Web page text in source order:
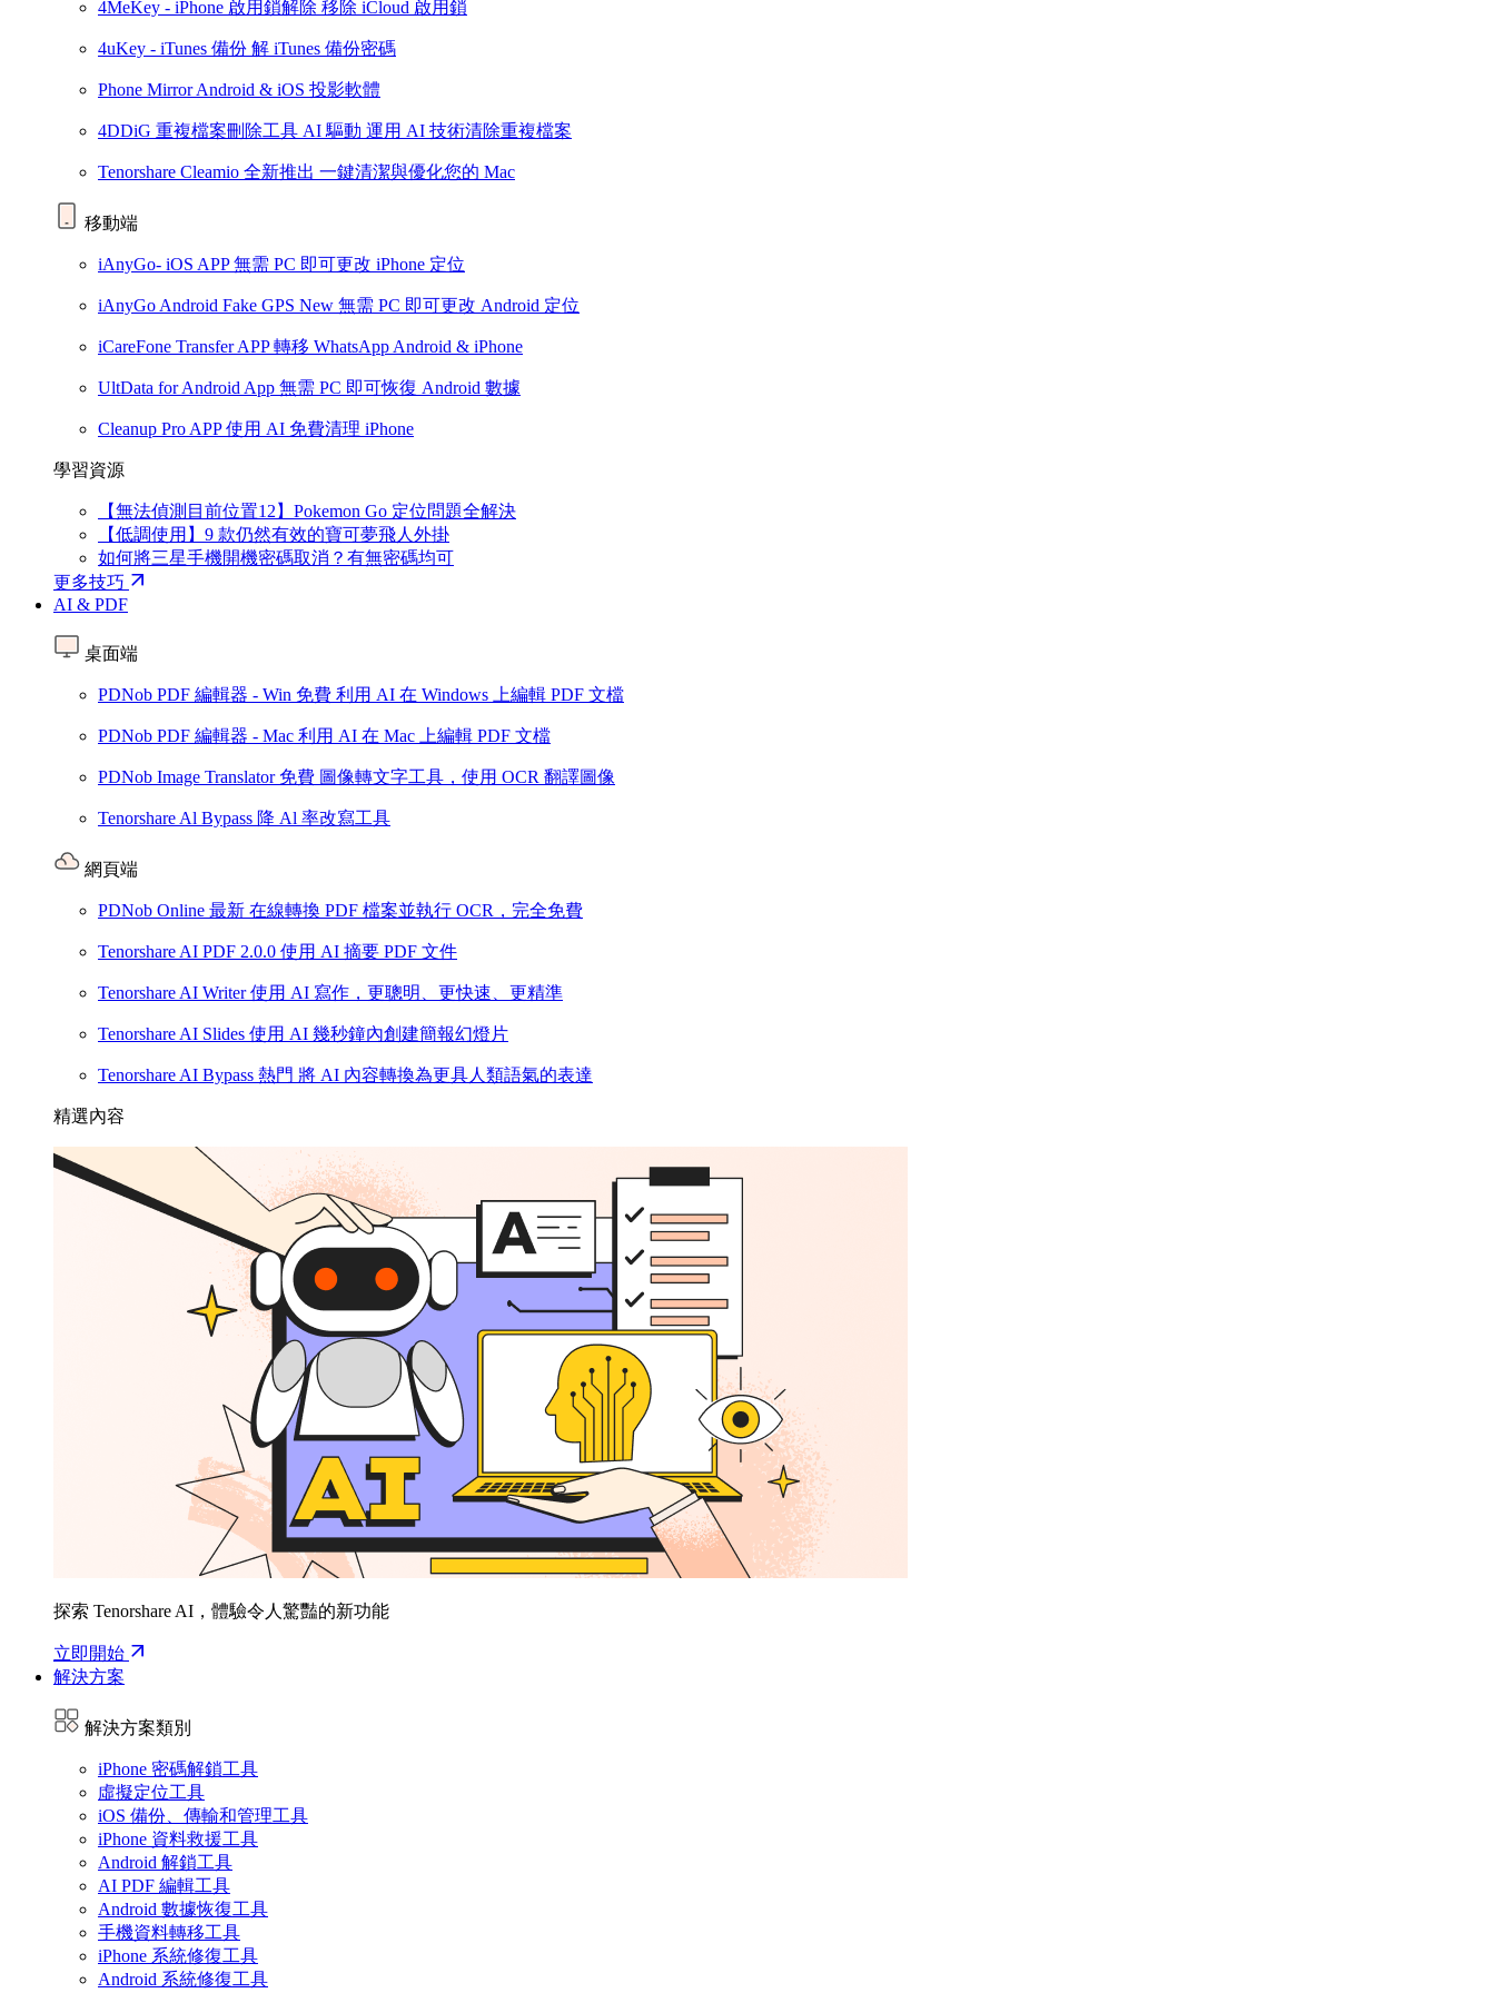
4MeKey - iPhone 啟用鎖解除 移除 iCloud 啟用鎖
4uKey - iTunes 備份 解 iTunes 備份密碼
Phone Mirror Android & iOS 投影軟體
4DDiG 重複檔案刪除工具 AI 驅動 運用 AI 技術清除重複檔案
Tenorshare Cleamio 全新推出 一鍵清潔與優化您的 Mac
移動端
iAnyGo- iOS APP無需 PC 即可更改 iPhone 定位
iAnyGo Android Fake GPS New 無需 PC 即可更改 Android 定位
iCareFone Transfer APP 轉移 WhatsApp Android & iPhone
UltData for Android App 無需 PC 即可恢復 Android 數據
Cleanup Pro APP 使用 AI 免費清理 iPhone
學習資源
【無法偵測目前位置12】Pokemon Go 定位問題全解決
【低調使用】9 款仍然有效的寶可夢飛人外掛
如何將三星手機開機密碼取消？有無密碼均可
更多技巧
AI & PDF
桌面端
PDNob PDF 編輯器 - Win 免費 利用 AI 在 Windows 上編輯 PDF 文檔
PDNob PDF 編輯器 - Mac 利用 AI 在 Mac 上編輯 PDF 文檔
PDNob Image Translator 免費 圖像轉文字工具，使用 OCR 翻譯圖像
Tenorshare Al Bypass 降 Al 率改寫工具
網頁端
PDNob Online 最新 在線轉換 PDF 檔案並執行 OCR，完全免費
Tenorshare AI PDF 2.0.0 使用 AI 摘要 PDF 文件
Tenorshare AI Writer 使用 AI 寫作，更聰明、更快速、更精準
Tenorshare AI Slides 使用 AI 幾秒鐘內創建簡報幻燈片
Tenorshare AI Bypass 熱門 將 AI 內容轉換為更具人類語氣的表達
精選內容
探索 Tenorshare AI，體驗令人驚豔的新功能
立即開始
解決方案
解決方案類別
iPhone 密碼解鎖工具
虛擬定位工具
iOS 備份、傳輸和管理工具
iPhone 資料救援工具
Android 解鎖工具
AI PDF 編輯工具
Android 數據恢復工具
手機資料轉移工具
iPhone 系統修復工具
Android 系統修復工具